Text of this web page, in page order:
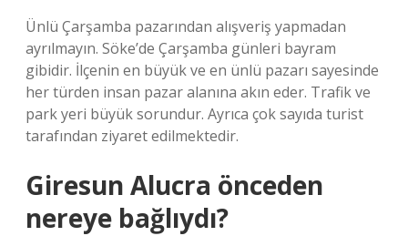
Ünlü Çarşamba pazarından alışveriş yapmadan
ayrılmayın. Söke’de Çarşamba günleri bayram
gibidir. İlçenin en büyük ve en ünlü pazarı sayesinde
her türden insan pazar alanına akın eder. Trafik ve
park yeri büyük sorundur. Ayrıca çok sayıda turist
tarafından ziyaret edilmektedir.
Giresun Alucra önceden
nereye bağlıydı?